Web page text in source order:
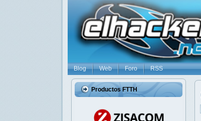
Blog Web Foro RSS
Productos FTTH